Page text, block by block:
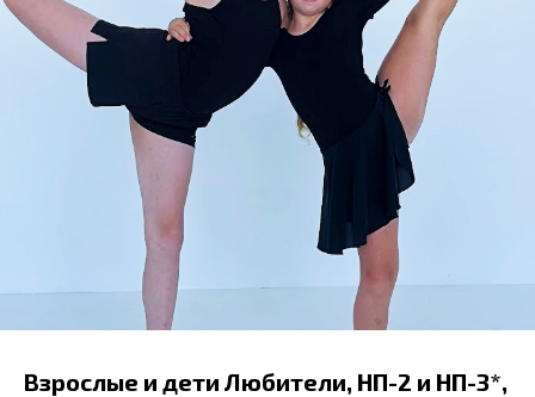
Взрослые и дети Любители, НП-2 и НП-3*,